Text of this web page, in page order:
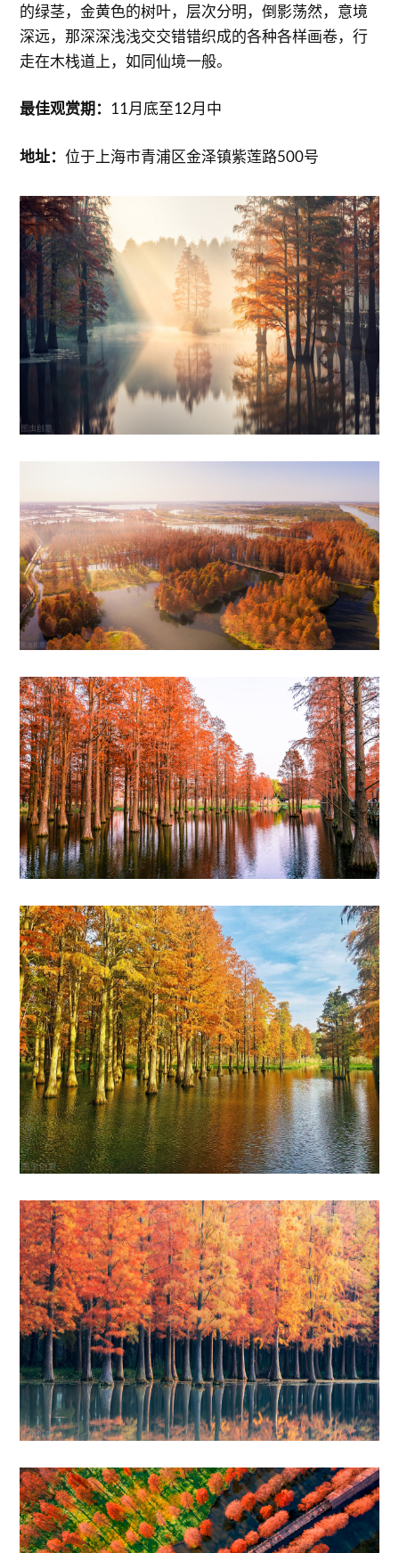
的绿茎，金黄色的树叶，层次分明，倒影荡然，意境
深远，那深深浅浅交交错错织成的各种各样画卷，行
走在木栈道上，如同仙境一般。
最佳观赏期： 11月底至12月中
地址：位于上海市青浦区金泽镇紫莲路500号